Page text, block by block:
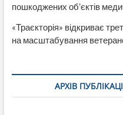
пошкоджених об’єктів
«Траєкторія» відкриває
на масштабування
АРХІВ